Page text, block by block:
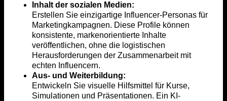
Inhalt der sozialen Medien:
Erstellen Sie einzigartige Influencer-Personas für
Marketingkampagnen. Diese Profile können
konsistente, markenorientierte Inhalte
veröffentlichen, ohne die logistischen
Herausforderungen der Zusammenarbeit mit
echten Influencern.
Aus- und Weiterbildung:
Entwickeln Sie visuelle Hilfsmittel für Kurse,
Simulationen und Präsentationen. Ein KI-